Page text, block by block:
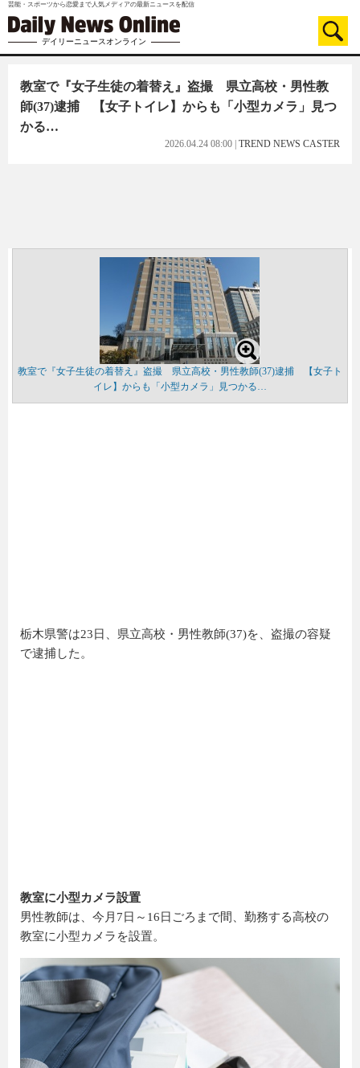
芸能・スポーツから恋愛まで人気メディアの最新ニュースを配信
デイリーニュースオンライン
教室で『女子生徒の着替え』盗撮 県立高校・男性教
師(37)逮捕 【女子トイレ】からも「小型カメラ」見つ
かる…
2026.04.24 08:00 TREND NEWS CASTER
教室で『女子生徒の着替え』盗撮 県立高校・男性教師(37)逮捕 【女子ト
イレ】からも「小型カメラ」見つかる…
栃木県警は23日、県立高校・男性教師(37)を、盗撮の容疑
で逮捕した。
教室に小型カメラ設置
男性教師は、今月7日～16日ごろまで間、勤務する高校の
教室に小型カメラを設置。